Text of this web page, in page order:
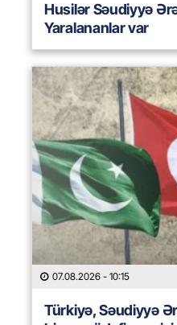
Husilər Səudiyyə
Yaralananlar var
07.08.2026 - 10:15
Türkiyə, Səudiyyə